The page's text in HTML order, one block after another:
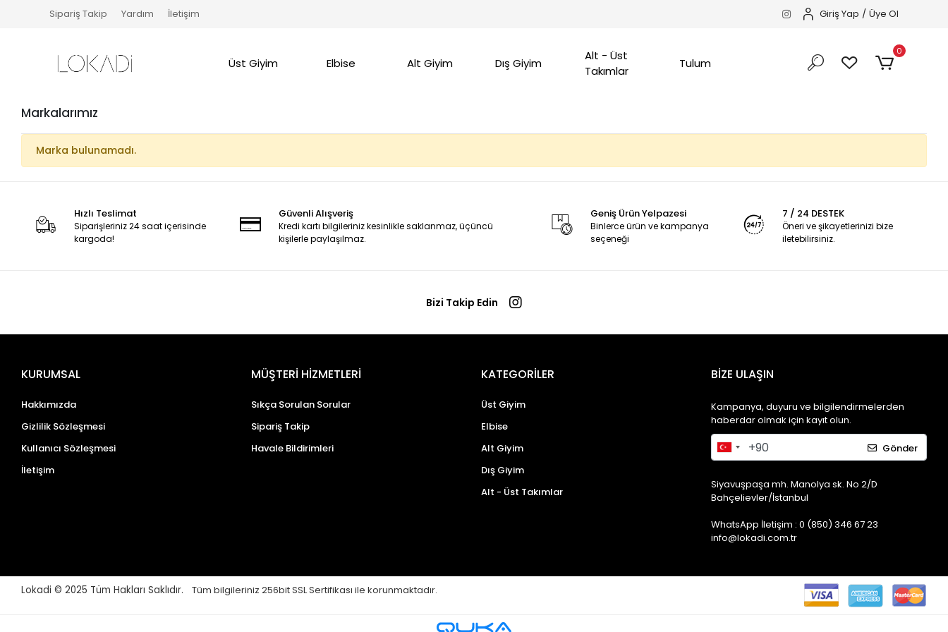
Sipariş Takip Yardım İletişim Giriş Yap / Üye Ol
Üst Giyim Elbise Alt Giyim Dış Giyim
Alt - Üst
Takımlar
Tulum
0
Markalarımız
Marka bulunamadı.
Hızlı Teslimat
Siparişleriniz 24 saat içerisinde
kargoda!
Güvenli Alışveriş
Kredi kartı bilgileriniz kesinlikle saklanmaz, üçüncü
kişilerle paylaşılmaz.
Geniş Ürün Yelpazesi
Binlerce ürün ve kampanya
seçeneği
7 / 24 DESTEK
Öneri ve şikayetlerinizi bize
iletebilirsiniz.
Bizi Takip Edin
KURUMSAL
Hakkımızda
Gizlilik Sözleşmesi
Kullanıcı Sözleşmesi
İletişim
MÜŞTERİ HİZMETLERİ
Sıkça Sorulan Sorular
Sipariş Takip
Havale Bildirimleri
KATEGORİLER
Üst Giyim
Elbise
Alt Giyim
Dış Giyim
Alt - Üst Takımlar
BİZE ULAŞIN
Kampanya, duyuru ve bilgilendirmelerden
haberdar olmak için kayıt olun.
Gönder
Siyavuşpaşa mh. Manolya sk. No 2/D
Bahçelievler/İstanbul
WhatsApp İletişim : 0 (850) 346 67 23
info@lokadi.com.tr
Lokadi © 2025 Tüm Hakları Saklıdır.Tüm bilgileriniz 256bit SSL Sertifikası ile korunmaktadır.